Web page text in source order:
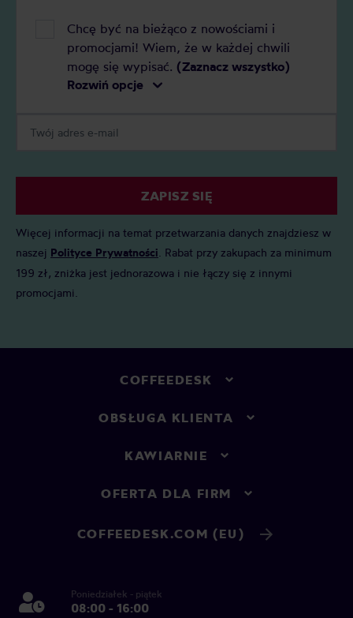
Chcę być na bieżąco z nowościami i
promocjami! Wiem, że w każdej chwili
mogę się wypisać. (Zaznacz wszystko)
Rozwiń opcje
ZAPISZ SIĘ
Więcej informacji na temat przetwarzania danych znajdziesz w
naszej Polityce Prywatności . Rabat przy zakupach za minimum
199 zł, zniżka jest jednorazowa i nie łączy się z innymi
promocjami.
COFFEEDESK
OBSŁUGA KLIENTA
KAWIARNIE
OFERTA DLA FIRM
COFFEEDESK.COM (EU)
Poniedziałek - piątek
08:00 - 16:00